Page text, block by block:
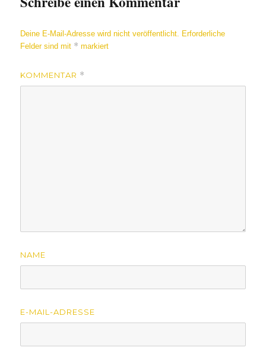
Deine E-Mail-Adresse wird nicht veröffentlicht. Erforderliche
Felder sind mit * markiert
KOMMENTAR *
NAME
E-MAIL-ADRESSE